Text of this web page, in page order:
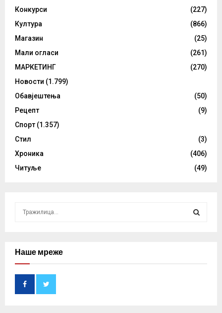
Конкурси
(227)
Култура
(866)
Магазин
(25)
Мали огласи
(261)
МАРКЕТИНГ
(270)
Новости (1.799)
Обавјештења
(50)
Рецепт
(9)
Спорт (1.357)
Стил
(3)
Хроника
(406)
Читуље
(49)
cНаше мреже